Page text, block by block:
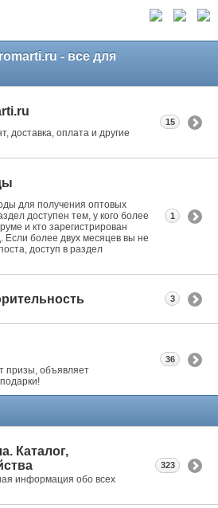
- все для
доставка, оплата и другие
15
для получения оптовых
доступен тем, у кого более
и кто зарегистрирован
Если более двух месяцев вы не
доступ в раздел
1
3
призы, объявляет
36
Каталог,
информация обо всех
323